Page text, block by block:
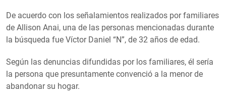
De acuerdo con los señalamientos realizados por familiares
de Allison Anai, una de las personas mencionadas durante
la búsqueda fue Víctor Daniel “N”, de 32 años de edad.
Según las denuncias difundidas por los familiares, él sería
la persona que presuntamente convenció a la menor de
abandonar su hogar.